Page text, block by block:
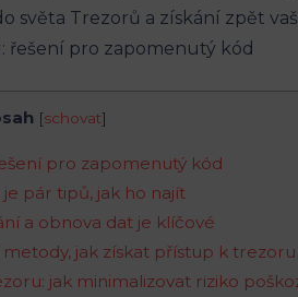
světa Trezorů a získání zpět
[schovat]
pro zapomenutý kód
pár tipů, jak ho najít
a obnova dat je klíčové
jak získat přístup k trezoru
jak minimalizovat riziko